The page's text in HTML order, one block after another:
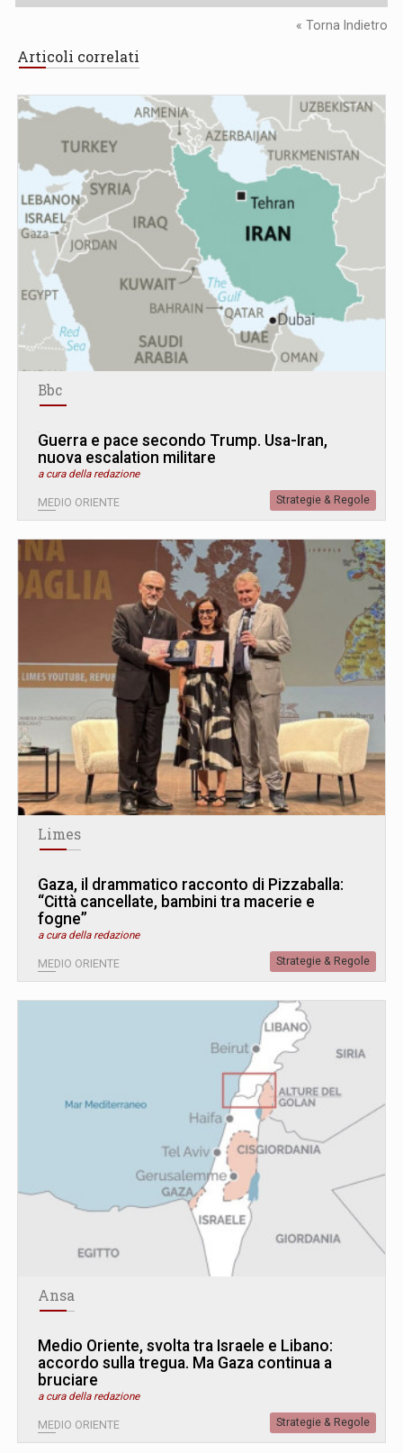
« Torna Indietro
Articoli correlati
Bbc
Guerra e pace secondo Trump. Usa-Iran,
nuova escalation militare
a cura della redazione
MEDIO ORIENTE Strategie & Regole
Limes
Gaza, il drammatico racconto di Pizzaballa:
“Città cancellate, bambini tra macerie e
fogne”
a cura della redazione
MEDIO ORIENTE Strategie & Regole
Ansa
Medio Oriente, svolta tra Israele e Libano:
accordo sulla tregua. Ma Gaza continua a
bruciare
a cura della redazione
MEDIO ORIENTE Strategie & Regole